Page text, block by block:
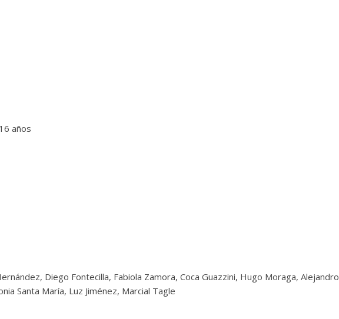
años
Diego Fontecilla, Fabiola Zamora, Coca Guazzini, Hugo Moraga, Alejandro
Santa María, Luz Jiménez, Marcial Tagle